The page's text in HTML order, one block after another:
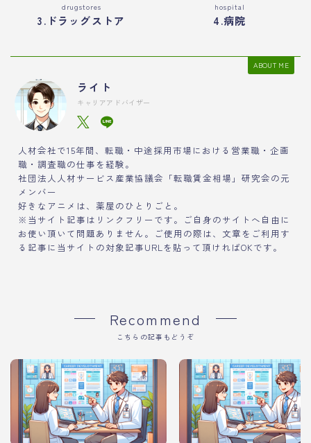
drugstores
3.ドラッグストア
hospital
4.病院
ABOUT ME
ライト
キャリアアドバイザー
人材会社で15年間、転職・中途採用市場における営業職・企画
職・調査職の仕事を経験。
社団法人人材サービス産業協議会「転職賃金相場」研究会の元
メンバー
好きなアニメは、薬屋のひとりごと。
※当サイト記事はリンクフリーです。ご自身のサイトへ自由に
お使い頂いて問題ありません。ご使用の際は、文章をご利用す
る記事に当サイトの対象記事URLを貼って頂ければOKです。
Recommend
こちらの記事もどうぞ